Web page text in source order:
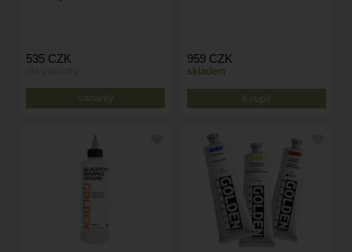
varianty
535 CZK
skladem
959 CZK